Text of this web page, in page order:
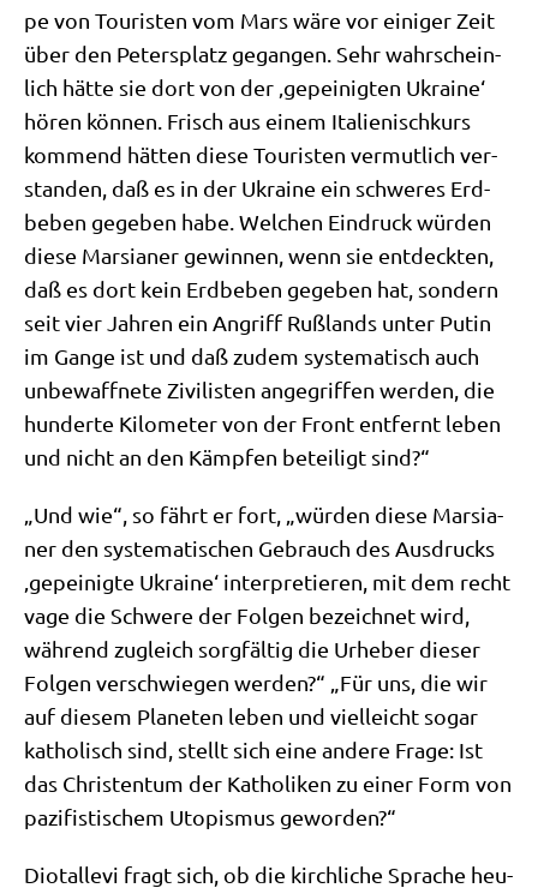
pe von Tou­ri­sten vom Mars wäre vor eini­ger Zeit
über den Peters­platz gegan­gen. Sehr wahr­schein­
lich hät­te sie dort von der ‚gepei­nig­ten Ukrai­ne‘
hören kön­nen. Frisch aus einem Ita­lie­nisch­kurs
kom­mend hät­ten die­se Tou­ri­sten ver­mut­lich ver­
stan­den, daß es in der Ukrai­ne ein schwe­res Erd­
be­ben gege­ben habe. Wel­chen Ein­druck wür­den
die­se Mar­sia­ner gewin­nen, wenn sie ent­deck­ten,
daß es dort kein Erd­be­ben gege­ben hat, son­dern
seit vier Jah­ren ein Angriff Ruß­lands unter Putin
im Gan­ge ist und daß zudem syste­ma­tisch auch
unbe­waff­ne­te Zivi­li­sten ange­grif­fen wer­den, die
hun­der­te Kilo­me­ter von der Front ent­fernt leben
und nicht an den Kämp­fen betei­ligt sind?“
„Und wie“, so fährt er fort, „wür­den die­se Mar­sia­
ner den syste­ma­ti­schen Gebrauch des Aus­drucks
‚gepei­nig­te Ukrai­ne‘ inter­pre­tie­ren, mit dem recht
vage die Schwe­re der Fol­gen bezeich­net wird,
wäh­rend zugleich sorg­fäl­tig die Urhe­ber die­ser
Fol­gen ver­schwie­gen wer­den?“ „Für uns, die wir
auf die­sem Pla­ne­ten leben und viel­leicht sogar
katho­lisch sind, stellt sich eine ande­re Fra­ge: Ist
das Chri­sten­tum der Katho­li­ken zu einer Form von
pazi­fi­sti­schem Uto­pis­mus geworden?“
Dio­talle­vi fragt sich, ob die kirch­li­che Spra­che heu­